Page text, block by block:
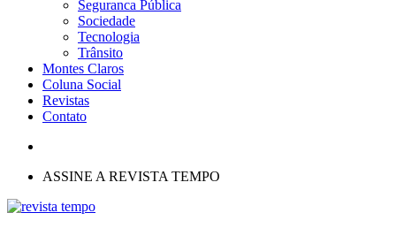
Seguranca Pública
Sociedade
Tecnologia
Trânsito
Montes Claros
Coluna Social
Revistas
Contato
ASSINE A REVISTA TEMPO